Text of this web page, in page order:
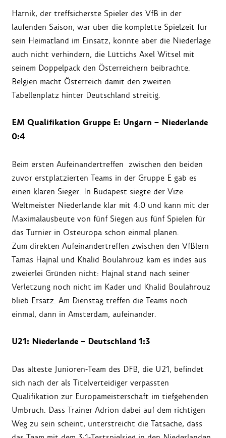
Harnik, der treffsicherste Spieler des VfB in der
laufenden Saison, war über die komplette Spielzeit für
sein Heimatland im Einsatz, konnte aber die Niederlage
auch nicht verhindern, die Lüttichs Axel Witsel mit
seinem Doppelpack den Österreichern beibrachte.
Belgien macht Österreich damit den zweiten
Tabellenplatz hinter Deutschland streitig.
EM Qualifikation Gruppe E: Ungarn – Niederlande
0:4
Beim ersten Aufeinandertreffen zwischen den beiden
zuvor erstplatzierten Teams in der Gruppe E gab es
einen klaren Sieger. In Budapest siegte der Vize-
Weltmeister Niederlande klar mit 4:0 und kann mit der
Maximalausbeute von fünf Siegen aus fünf Spielen für
das Turnier in Osteuropa schon einmal planen.
Zum direkten Aufeinandertreffen zwischen den VfBlern
Tamas Hajnal und Khalid Boulahrouz kam es indes aus
zweierlei Gründen nicht: Hajnal stand nach seiner
Verletzung noch nicht im Kader und Khalid Boulahrouz
blieb Ersatz. Am Dienstag treffen die Teams noch
einmal, dann in Amsterdam, aufeinander.
U21: Niederlande – Deutschland 1:3
Das älteste Junioren-Team des DFB, die U21, befindet
sich nach der als Titelverteidiger verpassten
Qualifikation zur Europameisterschaft im tiefgehenden
Umbruch. Dass Trainer Adrion dabei auf dem richtigen
Weg zu sein scheint, unterstreicht die Tatsache, dass